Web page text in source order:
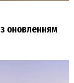
оновленням